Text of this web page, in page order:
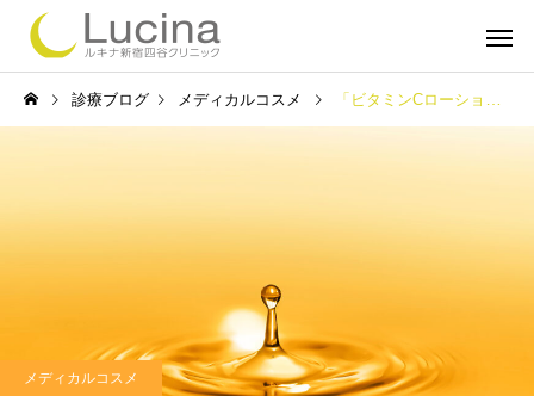
診療ブログ メディカルコスメ 「ビタミンCローション：VC-PMG」の効果について
メディカルコスメ